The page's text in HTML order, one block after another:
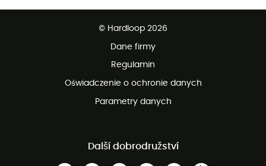
© Hardloop 2026
Dane firmy
Regulamin
Oświadczenie o ochronie danych
Parametry danych
Další dobrodružství